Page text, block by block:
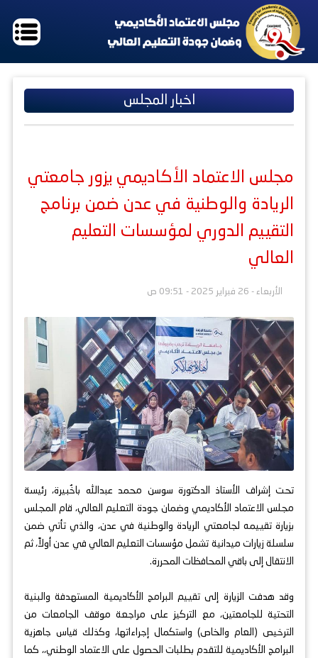
اخبار المجلس
مجلس الاعتماد الأكاديمي يزور جامعتي
الريادة والوطنية في عدن ضمن برنامج
التقييم الدوري لمؤسسات التعليم
العالي
الأربعاء - 26 فبراير 2025 - 09:51 ص
تحت إشراف الأستاذ الدكتورة سوسن محمد عبدالله باخُبيرة، رئيسة
مجلس الاعتماد الأكاديمي وضمان جودة التعليم العالي، قام المجلس
بزيارة تقييمه لجامعتي الريادة والوطنية في عدن، والذي تأتي ضمن
سلسلة زيارات ميدانية تشمل مؤسسات التعليم العالي في عدن أولاً، ثم
الانتقال إلى باقي المحافظات المحررة.
وقد هدفت الزيارة إلى تقييم البرامج الأكاديمية المستهدفة والبنية
التحتية للجامعتين، مع التركيز على مراجعة موقف الجامعات من
الترخيص (العام والخاص) واستكمال إجراءاتها، وكذلك قياس جاهزية
البرامج الأكاديمية للتقدم بطلبات الحصول على الاعتماد الوطني،، كما